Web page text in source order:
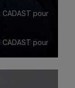
pour
pour